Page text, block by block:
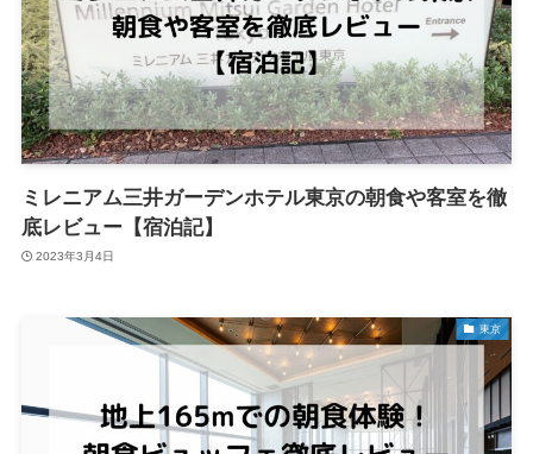
ミレニアム三井ガーデンホテル東京の朝食や客室を徹
底レビュー【宿泊記】
2023年3月4日
東京